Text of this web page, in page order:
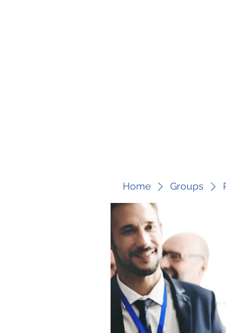
Home Groups